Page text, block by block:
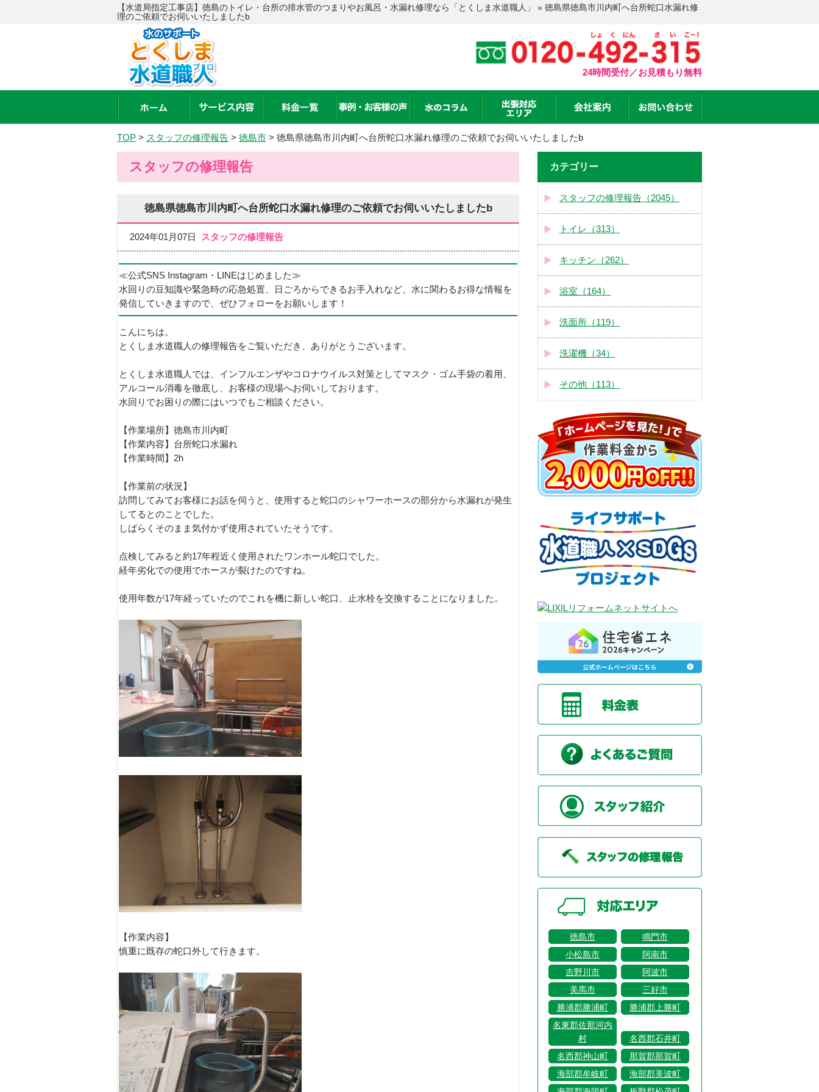
【水道局指定工事店】徳島のトイレ・台所の排水管のつまりやお風呂・水漏れ修理なら「とくしま水道職人」 » 徳島県徳島市川内町へ台所蛇口水漏れ修
理のご依頼でお伺いいたしましたb
24時間受付／お見積もり無料
TOP > スタッフの修理報告 > 徳島市 > 徳島県徳島市川内町へ台所蛇口水漏れ修理のご依頼でお伺いいたしましたb
スタッフの修理報告
徳島県徳島市川内町へ台所蛇口水漏れ修理のご依頼でお伺いいたしましたb
2024年01月07日 スタッフの修理報告
≪公式SNS Instagram・LINEはじめました≫
水回りの豆知識や緊急時の応急処置、日ごろからできるお手入れなど、水に関わるお得な情報を
発信していきますので、ぜひフォローをお願いします！
こんにちは。
とくしま水道職人の修理報告をご覧いただき、ありがとうございます。
とくしま水道職人では、インフルエンザやコロナウイルス対策としてマスク・ゴム手袋の着用、
アルコール消毒を徹底し、お客様の現場へお伺いしております。
水回りでお困りの際にはいつでもご相談ください。
【作業場所】徳島市川内町
【作業内容】台所蛇口水漏れ
【作業時間】2h
【作業前の状況】
訪問してみてお客様にお話を伺うと、使用すると蛇口のシャワーホースの部分から水漏れが発生
してるとのことでした。
しばらくそのまま気付かず使用されていたそうです。
点検してみると約17年程近く使用されたワンホール蛇口でした。
経年劣化での使用でホースが裂けたのですね。
使用年数が17年経っていたのでこれを機に新しい蛇口、止水栓を交換することになりました。
【作業内容】
慎重に既存の蛇口外して行きます。
カテゴリー
スタッフの修理報告（2045）
トイレ（313）
キッチン（262）
浴室（164）
洗面所（119）
洗濯機（34）
その他（113）
徳島市
鳴門市
小松島市
阿南市
吉野川市
阿波市
美馬市
三好市
勝浦郡勝浦町
勝浦郡上勝町
名東郡佐那河内
村
名西郡石井町
名西郡神山町
那賀郡那賀町
海部郡牟岐町
海部郡美波町